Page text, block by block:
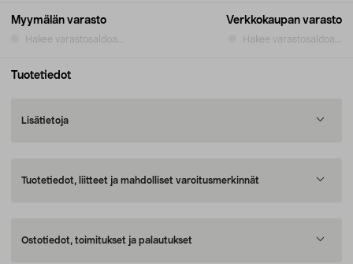
Myymälän varasto
Hakee varastosaldoa...
Verkkokaupan varasto
Hakee varastosaldoa...
Tuotetiedot
Lisätietoja
Tuotetiedot, liitteet ja mahdolliset varoitusmerkinnät
Ostotiedot, toimitukset ja palautukset